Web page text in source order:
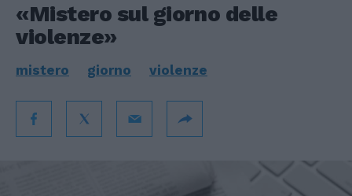
«Mistero sul giorno delle
violenze»
mistero giorno violenze